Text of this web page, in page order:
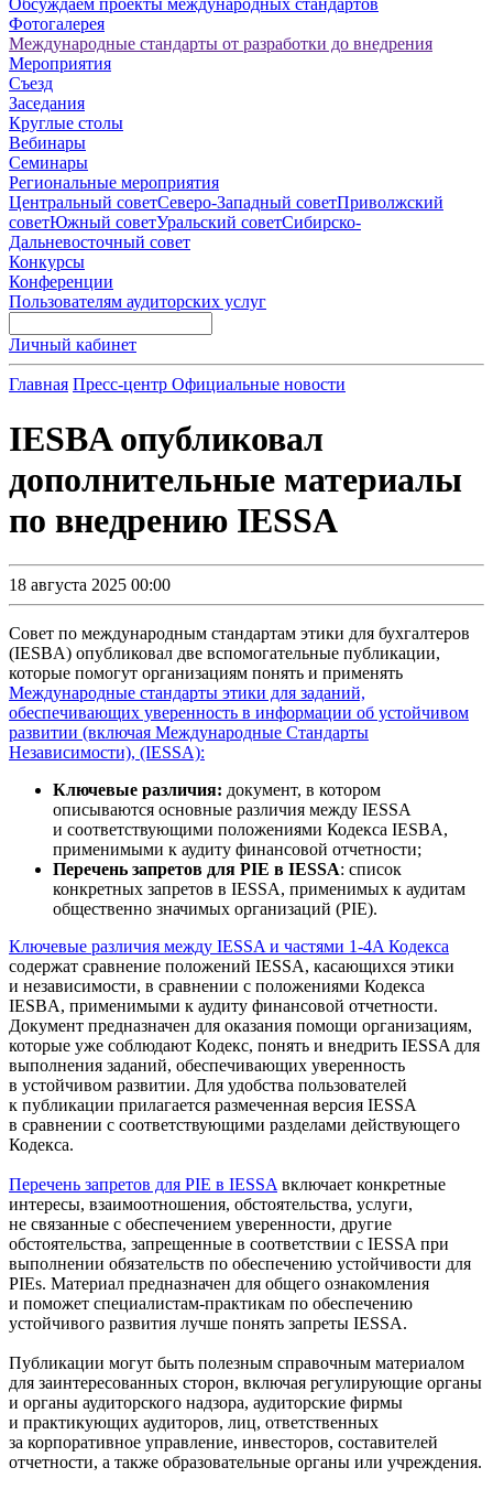
Обсуждаем проекты международных стандартов
Фотогалерея
Международные стандарты от разработки до внедрения
Мероприятия
Съезд
Заседания
Круглые столы
Вебинары
Семинары
Региональные мероприятия
Центральный советСеверо-Западный советПриволжский
советЮжный советУральский советСибирско-
Дальневосточный совет
Конкурсы
Конференции
Пользователям аудиторских услуг
Личный кабинет
Главная Пресс-центр Официальные новости
IESBA опубликовал
дополнительные материалы
по внедрению IESSA
18 августа 2025 00:00
Совет по международным стандартам этики для бухгалтеров
(IESBA) опубликовал две вспомогательные публикации,
которые помогут организациям понять и применять
Международные стандарты этики для заданий,
обеспечивающих уверенность в информации об устойчивом
развитии (включая Международные Стандарты
Независимости), (IESSA):
Ключевые различия: документ, в котором
описываются основные различия между IESSA
и соответствующими положениями Кодекса IESBA,
применимыми к аудиту финансовой отчетности;
Перечень запретов для PIE в IESSA: список
конкретных запретов в IESSA, применимых к аудитам
общественно значимых организаций (PIE).
Ключевые различия между IESSA и частями 1-4A Кодекса
содержат сравнение положений IESSA, касающихся этики
и независимости, в сравнении с положениями Кодекса
IESBA, применимыми к аудиту финансовой отчетности.
Документ предназначен для оказания помощи организациям,
которые уже соблюдают Кодекс, понять и внедрить IESSA для
выполнения заданий, обеспечивающих уверенность
в устойчивом развитии. Для удобства пользователей
к публикации прилагается размеченная версия IESSA
в сравнении с соответствующими разделами действующего
Кодекса.
Перечень запретов для PIE в IESSA включает конкретные
интересы, взаимоотношения, обстоятельства, услуги,
не связанные с обеспечением уверенности, другие
обстоятельства, запрещенные в соответствии с IESSA при
выполнении обязательств по обеспечению устойчивости для
PIEs. Материал предназначен для общего ознакомления
и поможет специалистам-практикам по обеспечению
устойчивого развития лучше понять запреты IESSA.
Публикации могут быть полезным справочным материалом
для заинтересованных сторон, включая регулирующие органы
и органы аудиторского надзора, аудиторские фирмы
и практикующих аудиторов, лиц, ответственных
за корпоративное управление, инвесторов, составителей
отчетности, а также образовательные органы или учреждения.